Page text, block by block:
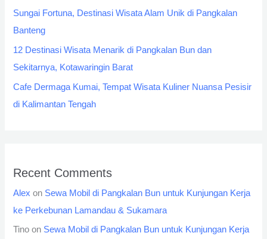
Sungai Fortuna, Destinasi Wisata Alam Unik di Pangkalan
Banteng
12 Destinasi Wisata Menarik di Pangkalan Bun dan
Sekitarnya, Kotawaringin Barat
Cafe Dermaga Kumai, Tempat Wisata Kuliner Nuansa Pesisir
di Kalimantan Tengah
Recent Comments
Alex on Sewa Mobil di Pangkalan Bun untuk Kunjungan Kerja
ke Perkebunan Lamandau & Sukamara
Tino on Sewa Mobil di Pangkalan Bun untuk Kunjungan Kerja